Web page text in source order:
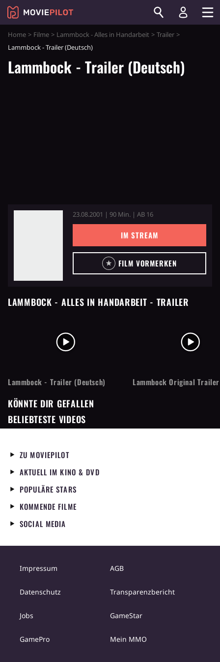
Home Filme Lammbock - Alles in Handarbeit
Trailer
Lammbock - Trailer (Deutsch)
Lammbock - Trailer (Deutsch)
23.08.2001 | 90 Min. | AB 16
IM STREAM
FILM VORMERKEN
LAMMBOCK - ALLES IN HANDARBEIT - TRAILER
Lammbock - Trailer (Deutsch) Lammbock Original
KÖNNTE DIR GEFALLEN
BELIEBTESTE VIDEOS
ZU MOVIEPILOT
AKTUELL IM KINO & DVD
POPULÄRE STARS
KOMMENDE FILME
SOCIAL MEDIA
Impressum AGB
Datenschutz Transparenzbericht
Jobs GameStar
GamePro Mein MMO